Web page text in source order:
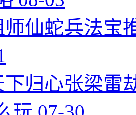
师仙蛇兵法宝
下归心张梁雷